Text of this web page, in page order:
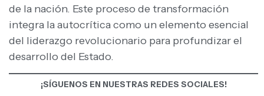
de la nación. Este proceso de transformación
integra la autocrítica como un elemento esencial
del liderazgo revolucionario para profundizar el
desarrollo del Estado.
¡SÍGUENOS EN NUESTRAS REDES SOCIALES!